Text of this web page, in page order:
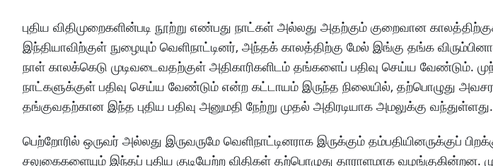
புதிய விதிமுறைகளின்படி நூற்று எண்பது நாட்கள் அல்லது அதற்கும் குறைவான
இந்தியாவிற்குள் நுழையும் வெளிநாட்டினர், அந்தக் காலத்திற்கு மேல் இங்கு தங்க
நாள் காலக்கெடு முடிவடைவதற்குள் அதிகாரிகளிடம் தங்களைப் பதிவு செய்ய வேண்டும்.
நாட்களுக்குள் பதிவு செய்ய வேண்டும் என்ற கட்டாயம் இருந்த நிலையில், தற்பொழுது
தங்குவதற்கான இந்த புதிய பதிவு அனுமதி நேற்று முதல் அதிரடியாக அமலுக்கு வந்துள்ளது.
பெற்றோரில் ஒருவர் அல்லது இருவருமே வெளிநாட்டினராக இருக்கும் தம்பதியினருக்குப்
சலுகைகளையும் இந்தப் புதிய குடியேற்ற விதிகள் தற்பொழுது தாராளமாக வழங்குகின்றன.